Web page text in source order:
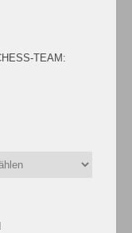
TEAM: